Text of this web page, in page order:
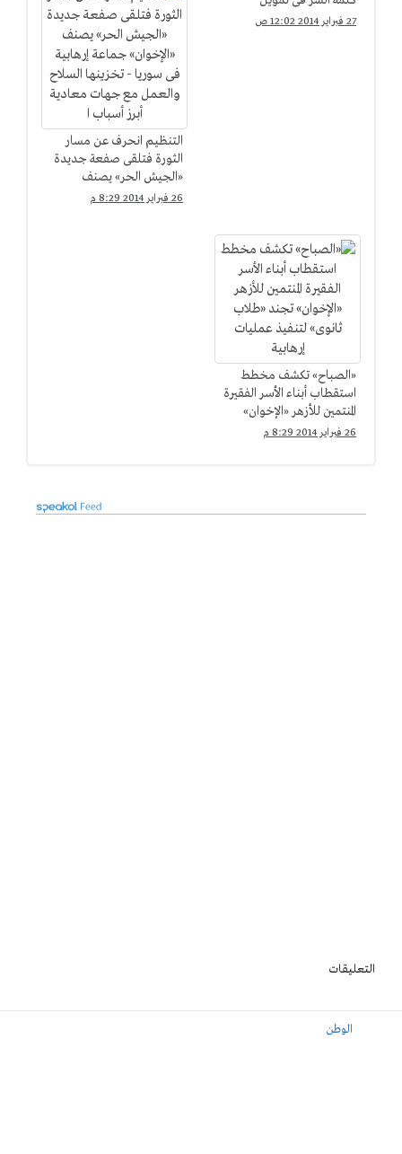
العمليات الإرهابية
27 فبراير 2014 12:02 ص
التنظيم انحرف عن مسار
الثورة فتلقى صفعة جديدة
«الجيش الحر» يصنف
«الإخوان» جماعة إرهابية فى
26 فبراير 2014 8:29 م
«الصباح» تكشف مخطط
استقطاب أبناء الأسر الفقيرة
المنتمين للأزهر «الإخوان»
تجند «طلاب ثانوى» لتنفيذ
26 فبراير 2014 8:29 م
التعليقات
الوطن